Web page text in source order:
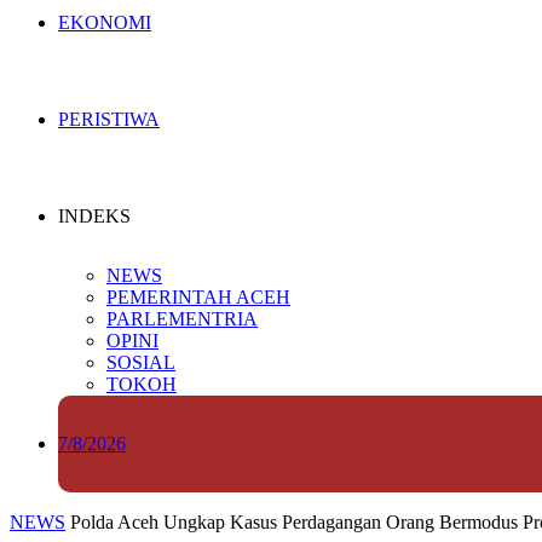
EKONOMI
PERISTIWA
INDEKS
NEWS
PEMERINTAH ACEH
PARLEMENTRIA
OPINI
SOSIAL
TOKOH
7/8/2026
NEWS Polda Aceh Ungkap Kasus Perdagangan Orang Bermodus